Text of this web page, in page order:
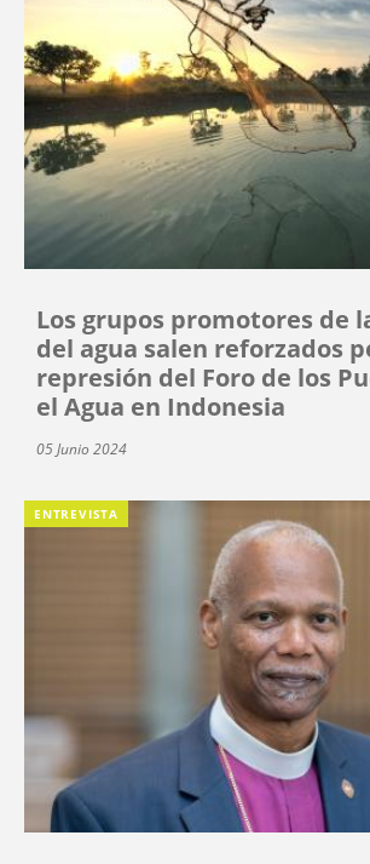
Los grupos promotores de
del agua salen reforzados
represión del Foro de los
el Agua en Indonesia
05 Junio 2024
ENTREVISTA